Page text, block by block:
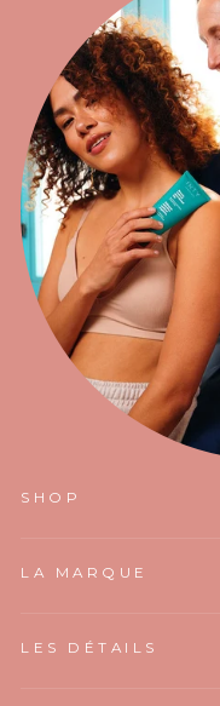
SHOP
LA MARQUE
LES DÉTAILS